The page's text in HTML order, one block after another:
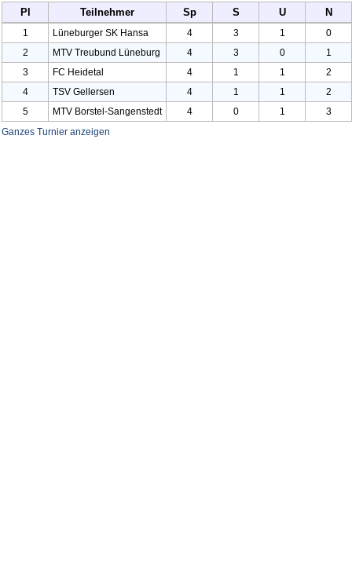
Pl Teilnehmer Sp S U N
1 Lüneburger SK Hansa 4 3 1
0
2
MTV Treubund Lüneburg 4 3 0
1
3
FC Heidetal 4 1 1
2
4
TSV Gellersen 4 1 1
2
5
MTV Borstel-Sangenstedt 4 0 1
3
Ganzes Turnier anzeigen